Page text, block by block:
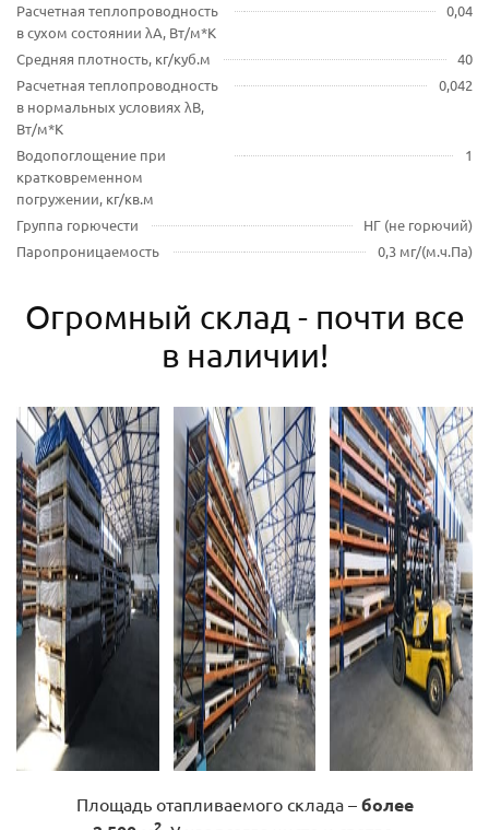
Расчетная теплопроводность
в сухом состоянии λA, Вт/м*К
0,04
Средняя плотность, кг/куб.м
40
Расчетная теплопроводность
в нормальных условиях λB,
Вт/м*К
0,042
Водопоглощение при
кратковременном
погружении, кг/кв.м
1
Группа горючести
НГ (не горючий)
Паропроницаемость
0,3 мг/(м.ч.Па)
Огромный склад - почти все
в наличии!
Площадь отапливаемого склада – более